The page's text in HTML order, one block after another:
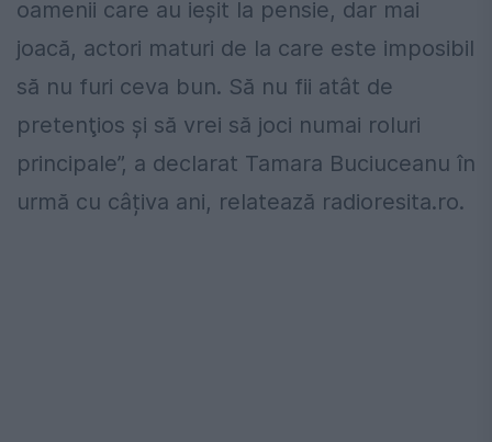
oamenii care au ieşit la pensie, dar mai
joacă, actori maturi de la care este imposibil
să nu furi ceva bun. Să nu fii atât de
pretenţios şi să vrei să joci numai roluri
principale”, a declarat Tamara Buciuceanu în
urmă cu câțiva ani, relatează radioresita.ro.